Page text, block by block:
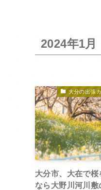
2024年1月
大分の出張
大分市、大在で
なら大野川河川敷